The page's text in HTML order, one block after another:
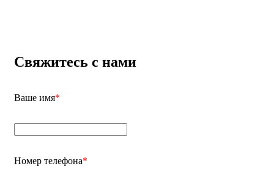
Свяжитесь с нами
Ваше имя*
Номер телефона*